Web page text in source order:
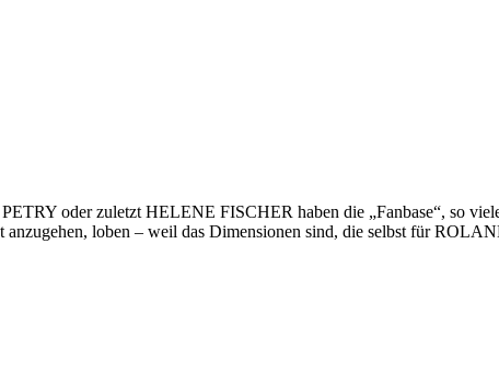
oder zuletzt HELENE FISCHER haben die „Fanbase“, so
loben – weil das Dimensionen sind, die selbst für